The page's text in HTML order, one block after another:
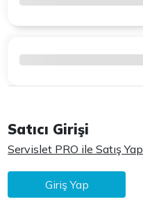
Satıcı Girişi
Servislet PRO ile Satış Yap
Giriş Yap